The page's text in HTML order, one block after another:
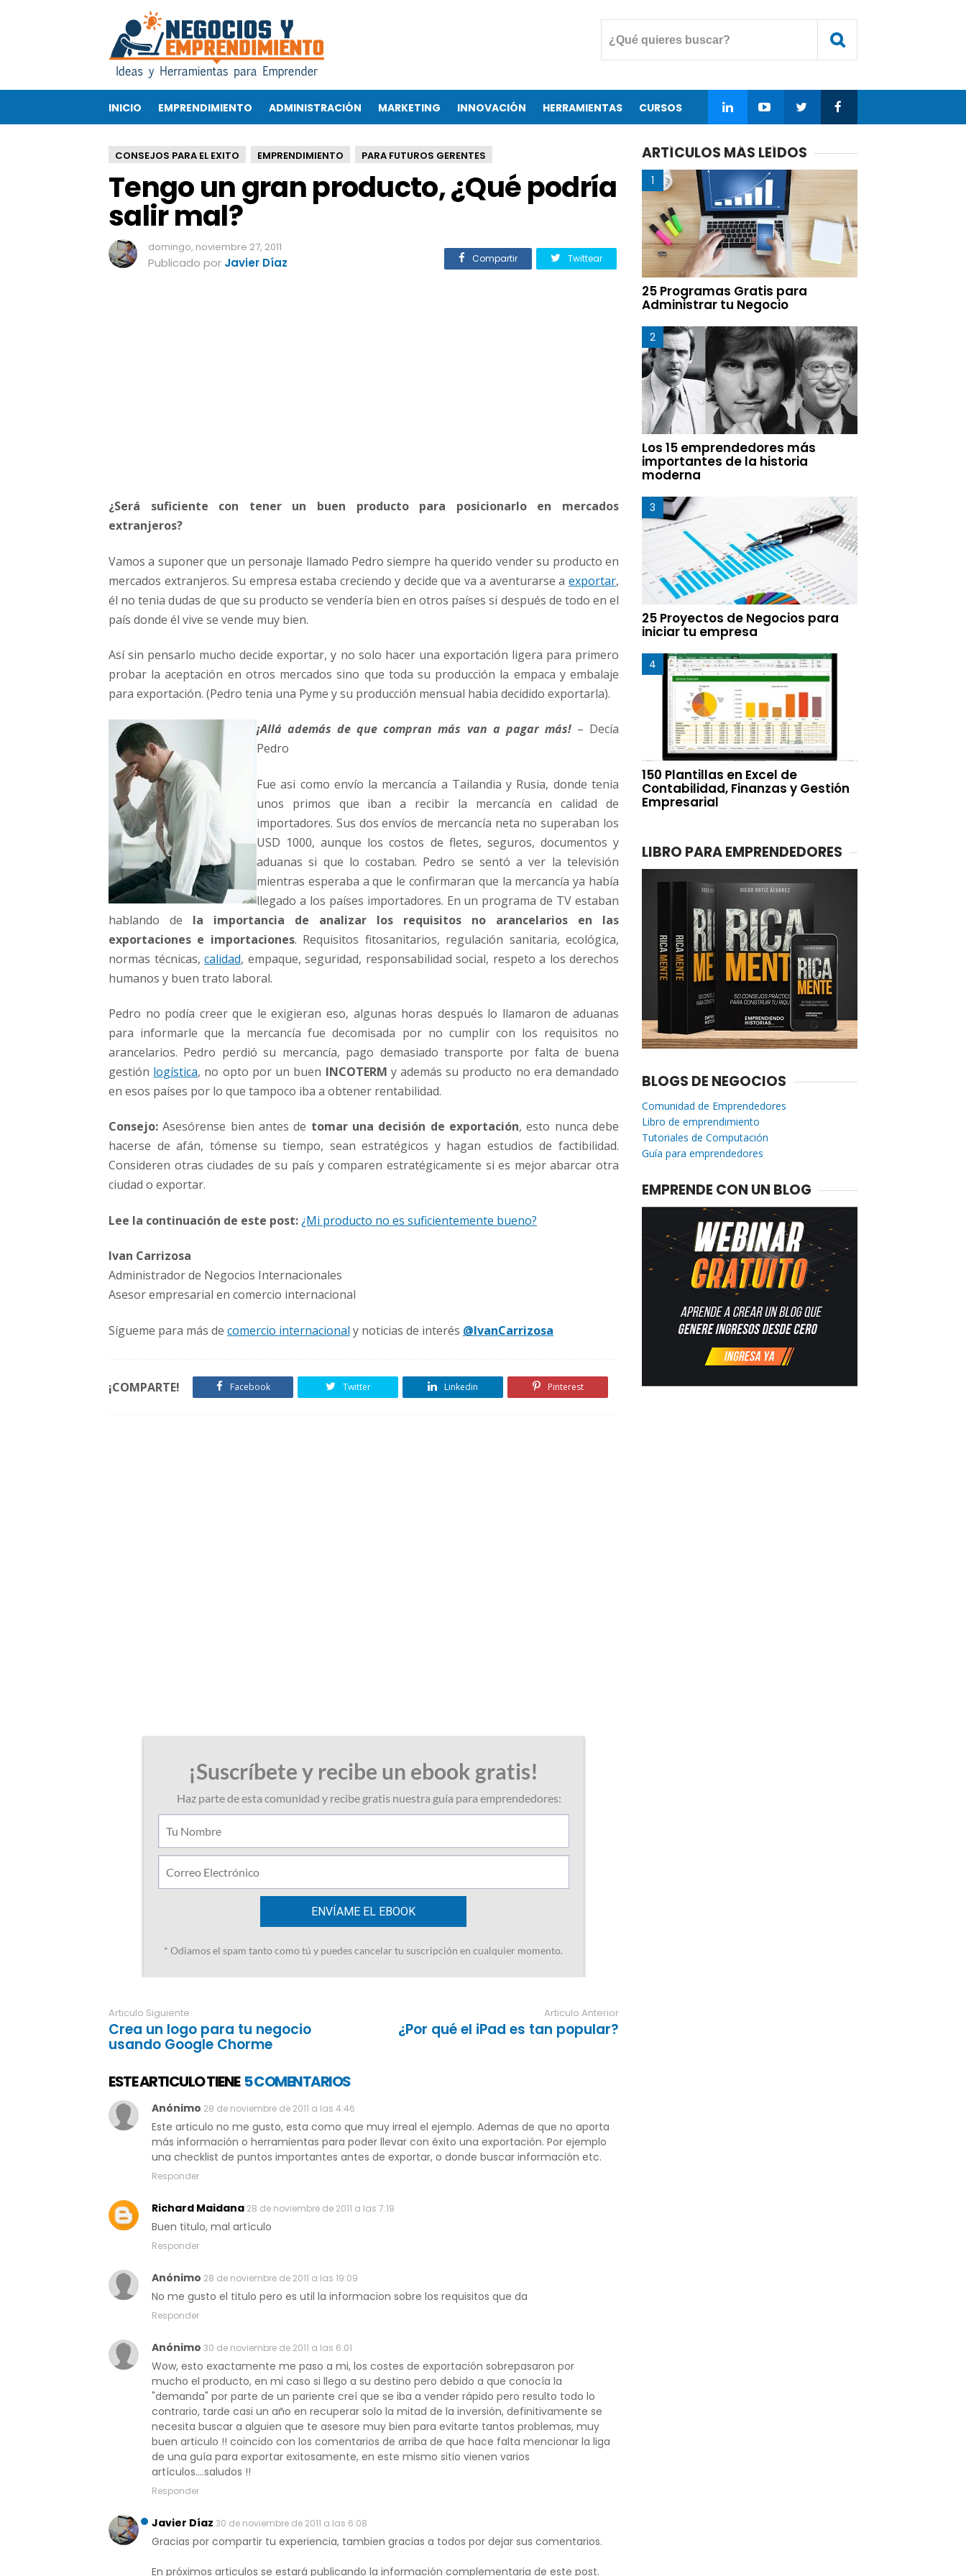
n
n
g
r
a
n
r
o
d
u
a
l
r
a
l
?
INICIO EMPRENDIMIENTO ADMINISTRACIÓN MARKETING INNOVACIÓN HERRAMIENTAS CURSOS
CONSEJOS PARA EL EXITO EMPRENDIMIENTO PARA FUTUROS GERENTES
Tengo un gran producto, ¿Qué podría
salir mal?
domingo, noviembre 27, 2011
Publicado por Javier Díaz Compartir Twittear
¿Será suficiente con tener un buen producto para posicionarlo en mercados
extranjeros?
Vamos a suponer que un personaje llamado Pedro siempre ha querido vender su producto en
mercados extranjeros. Su empresa estaba creciendo y decide que va a aventurarse a exportar,
él no tenia dudas de que su producto se vendería bien en otros países si después de todo en el
país donde él vive se vende muy bien.
Así sin pensarlo mucho decide exportar, y no solo hacer una exportación ligera para primero
probar la aceptación en otros mercados sino que toda su producción la empaca y embalaje
para exportación. (Pedro tenia una Pyme y su producción mensual habia decidido exportarla).
¡Allá además de que compran más van a pagar más!– Decía
Pedro
Fue asi como envío la mercancía a Tailandia y Rusia, donde tenia
unos primos que iban a recibir la mercancía en calidad de
importadores. Sus dos envíos de mercancía neta no superaban los
USD 1000, aunque los costos de fletes, seguros, documentos y
aduanas si que lo costaban. Pedro se sentó a ver la televisión
mientras esperaba a que le confirmaran que la mercancía ya había
llegado a los países importadores. En un programa de TV estaban
hablando de la importancia de analizar los requisitos no arancelarios en las
exportaciones e importaciones. Requisitos fitosanitarios, regulación sanitaria, ecológica,
normas técnicas, calidad, empaque, seguridad, responsabilidad social, respeto a los derechos
humanos y buen trato laboral.
Pedro no podía creer que le exigieran eso, algunas horas después lo llamaron de aduanas
para informarle que la mercancía fue decomisada por no cumplir con los requisitos no
arancelarios. Pedro perdió su mercancía, pago demasiado transporte por falta de buena
gestión logística, no opto por un buen INCOTERM y además su producto no era demandado
en esos países por lo que tampoco iba a obtener rentabilidad.
Consejo: Asesórense bien antes de tomar una decisión de exportación, esto nunca debe
hacerse de afán, tómense su tiempo, sean estratégicos y hagan estudios de factibilidad.
Consideren otras ciudades de su país y comparen estratégicamente si es mejor abarcar otra
ciudad o exportar.
Lee la continuación de este post:¿Mi producto no es suficientemente bueno?
Ivan Carrizosa
Administrador de Negocios Internacionales
Asesor empresarial en comercio internacional
Sígueme para más de comercio internacional y noticias de interés @IvanCarrizosa
¡COMPARTE! Facebook Twitter Linkedin Pinterest
Articulo Siguiente
Crea un logo para tu negocio
usando Google Chorme
Articulo Anterior
¿Por qué el iPad es tan popular?
ESTE ARTICULO TIENE 5 COMENTARIOS
Anónimo 28 de noviembre de 2011 a las 4:46
Este articulo no me gusto, esta como que muy irreal el ejemplo. Ademas de que no aporta
más información o herramientas para poder llevar con éxito una exportación. Por ejemplo
una checklist de puntos importantes antes de exportar, o donde buscar información etc.
Responder
Richard Maidana 28 de noviembre de 2011 a las 7:19
Buen titulo, mal artículo
Responder
Anónimo 28 de noviembre de 2011 a las 19:09
No me gusto el titulo pero es util la informacion sobre los requisitos que da
Responder
Anónimo 30 de noviembre de 2011 a las 6:01
Wow, esto exactamente me paso a mi, los costes de exportación sobrepasaron por
mucho el producto, en mi caso si llego a su destino pero debido a que conocía la
"demanda" por parte de un pariente creí que se iba a vender rápido pero resulto todo lo
contrario, tarde casi un año en recuperar solo la mitad de la inversión, definitivamente se
necesita buscar a alguien que te asesore muy bien para evitarte tantos problemas, muy
buen articulo !! coincido con los comentarios de arriba de que hace falta mencionar la liga
de una guía para exportar exitosamente, en este mismo sitio vienen varios
artículos....saludos !!
Responder
Javier Díaz 30 de noviembre de 2011 a las 6:08
Gracias por compartir tu experiencia, tambien gracias a todos por dejar sus comentarios.
En próximos articulos se estará publicando la información complementaria de este post.
ARTÍCULOS MÁS LEÍDOS
25 Programas Gratis para
Administrar tu Negocio
Los 15 emprendedores más
importantes de la historia
moderna
25 Proyectos de Negocios para
iniciar tu empresa
150 Plantillas en Excel de
Contabilidad, Finanzas y Gestión
Empresarial
LIBRO PARA EMPRENDEDORES
BLOGS DE NEGOCIOS
Comunidad de Emprendedores
Libro de emprendimiento
Tutoriales de Computación
Guía para emprendedores
EMPRENDE CON UN BLOG